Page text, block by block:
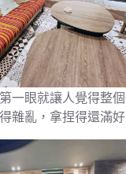
一眼就讓人覺得整
雜亂，拿捏得還滿好